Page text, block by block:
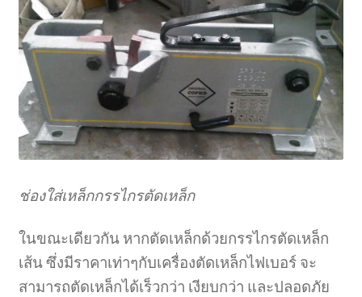
ช่องใส่เหล็กกรรไกรตัดเหล็ก
ในขณะเดียวกัน หากตัดเหล็กด้วยกรรไกรตัดเหล็ก
เส้น ซึ่งมีราคาเท่าๆกับเครื่องตัดเหล็กไฟเบอร์ จะ
สามารถตัดเหล็กได้เร็วกว่า เงียบกว่า และปลอดภัย